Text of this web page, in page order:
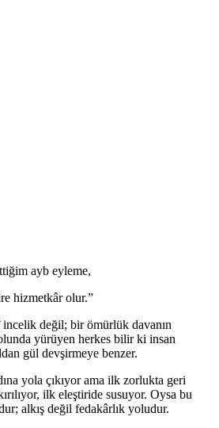
ayb eyleme,
hizmetkâr olur.”
değil; bir ömürlük davanın
yürüyen herkes bilir ki insan
gül devşirmeye benzer.
yola çıkıyor ama ilk zorlukta geri
ilk eleştiride susuyor. Oysa bu
alkış değil fedakârlık yoludur.